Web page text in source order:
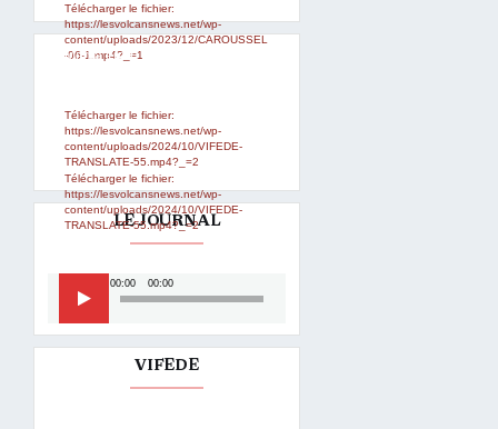
Télécharger le fichier:
https://lesvolcansnews.net/wp-
content/uploads/2023/12/CAROUSSEL
-06-1.mp4?_=1
Lecteur
Media error: Format(s) not
Télécharger le fichier:
https://lesvolcansnews.net/wp-
content/uploads/2024/10/VIFEDE-
TRANSLATE-55.mp4?_=2
Télécharger le fichier:
https://lesvolcansnews.net/wp-
content/uploads/2024/10/VIFEDE-
TRANSLATE-55.mp4?_=2
LE JOURNAL
audio
00:00 00:00
VIFEDE